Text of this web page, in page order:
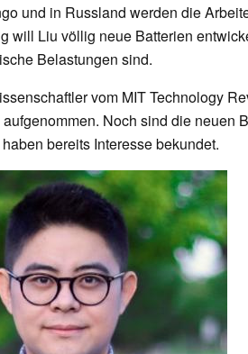
und in Russland werden die
will Liu völlig neue Batterien
Belastungen sind.
vom MIT Technology
Noch sind die neuen
bereits Interesse bekundet.